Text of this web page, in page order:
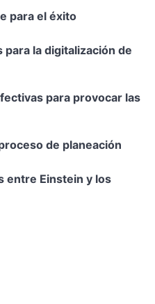
para el éxito
para la digitalización de
para provocar las
de planeación
entre Einstein y los